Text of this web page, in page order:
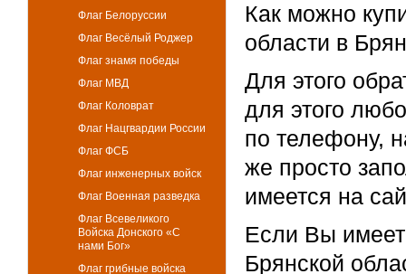
Флаг Белоруссии
Флаг Весёлый Роджер
Флаг знамя победы
Флаг МВД
Флаг Коловрат
Флаг Нацгвардии России
Флаг ФСБ
Флаг инженерных войск
Флаг Военная разведка
Флаг Всевеликого
Войска Донского «С
нами Бог»
Флаг грибные войска
Как можно
области в
Для этого
для этого
по телефону,
же просто
имеется на
Если Вы
Брянской